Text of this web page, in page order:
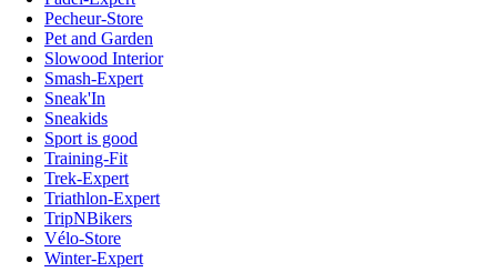
Pecheur-Store
Pet and Garden
Slowood Interior
Smash-Expert
Sneak'In
Sneakids
Sport is good
Training-Fit
Trek-Expert
Triathlon-Expert
TripNBikers
Vélo-Store
Winter-Expert